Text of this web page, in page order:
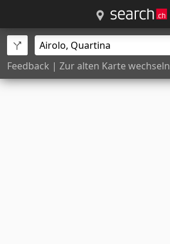
Feedback | Zur alten Karte wechseln